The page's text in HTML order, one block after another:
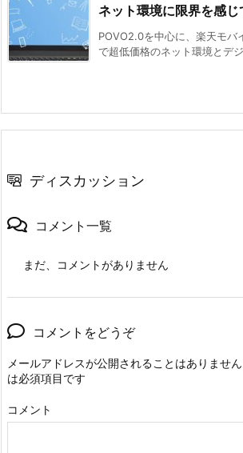
ネット環境に限界を感じ
POVO2.0を中心に、楽天モバ
で超低価格のネット環境とデ
ディスカッション
コメント一覧
まだ、コメントがありません
コメントをどうぞ
メールアドレスが公開されることはありません
は必須項目です
コメント